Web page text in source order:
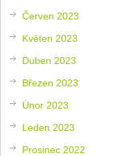
Červen 2023
Květen 2023
Duben 2023
Březen 2023
Únor 2023
Leden 2023
Prosinec 2022